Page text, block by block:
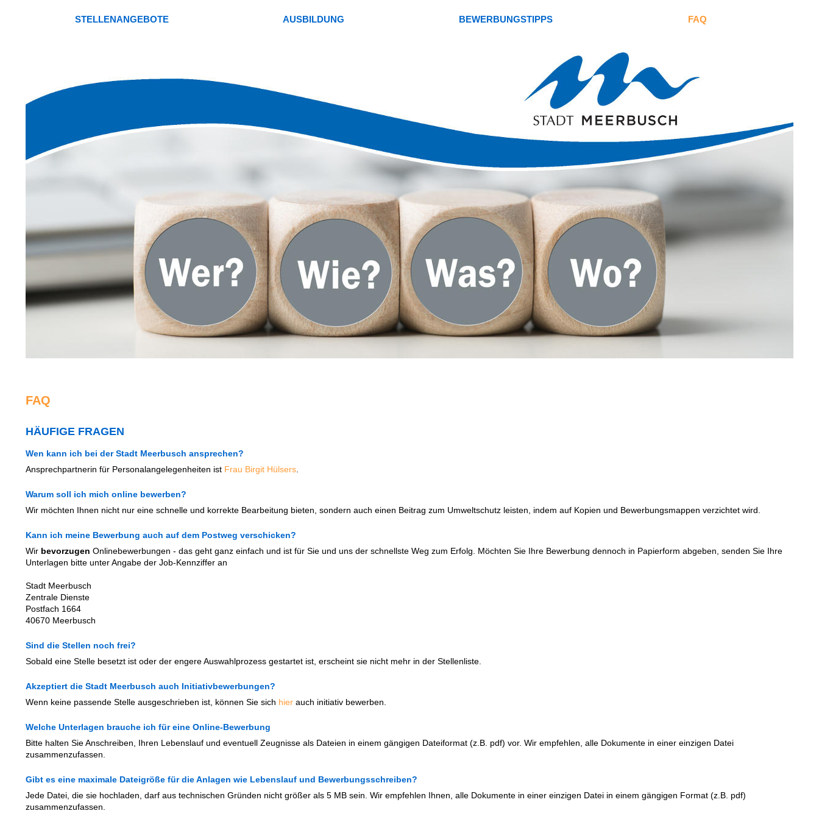
STELLENANGEBOTE AUSBILDUNG BEWERBUNGSTIPPS FAQ
FAQ
HÄUFIGE FRAGEN
Wen kann ich bei der Stadt Meerbusch ansprechen?
Ansprechpartnerin für Personalangelegenheiten ist Frau Birgit Hülsers
Warum soll ich mich online bewerben?
Wir möchten Ihnen nicht nur eine schnelle und korrekte Bearbeitung bieten, sondern auch einen Beitrag zum Umweltschutz leisten, indem auf Kopien und Bewerbungsmappen verzichtet wird.
Kann ich meine Bewerbung auch auf dem Postweg verschicken?
Wir bevorzugen Onlinebewerbungen - das geht ganz einfach und ist für Sie und uns der schnellste Weg zum Erfolg. Möchten Sie Ihre Bewerbung dennoch in Papierform abgeben, senden Sie Ihre
Unterlagen bitte unter Angabe der Job-Kennziffer an
Stadt Meerbusch
Zentrale Dienste
Postfach 1664
40670 Meerbusch
Sind die Stellen noch frei?
Sobald eine Stelle besetzt ist oder der engere Auswahlprozess gestartet ist, erscheint sie nicht mehr in der Stellenliste.
Akzeptiert die Stadt Meerbusch auch Initiativbewerbungen?
Wenn keine passende Stelle ausgeschrieben ist, können Sie sich hier auch initiativ bewerben.
Welche Unterlagen brauche ich für eine Online-Bewerbung
Bitte halten Sie Anschreiben, Ihren Lebenslauf und eventuell Zeugnisse als Dateien in einem gängigen Dateiformat (z.B. pdf) vor. Wir empfehlen, alle Dokumente in einer einzigen Datei
zusammenzufassen.
Gibt es eine maximale Dateigröße für die Anlagen wie Lebenslauf und Bewerbungsschreiben?
Jede Datei, die sie hochladen, darf aus technischen Gründen nicht größer als 5 MB sein. Wir empfehlen Ihnen, alle Dokumente in einer einzigen Datei in einem gängigen Format (z.B. pdf)
zusammenzufassen.